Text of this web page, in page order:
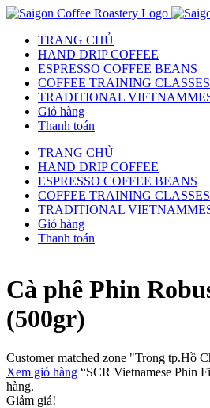
TRANG CHỦ
HAND DRIP COFFEE
ESPRESSO COFFEE BEANS
COFFEE TRAINING CLASSES
TRADITIONAL
Giỏ hàng
Thanh toán
TRANG CHỦ
HAND DRIP COFFEE
ESPRESSO COFFEE BEANS
COFFEE TRAINING CLASSES
TRADITIONAL
Giỏ hàng
Thanh toán
Cà phê Phin
(500gr)
Customer matched zone "Trong tp.Hồ
Xem giỏ hàng “SCR Vietnamese Phin
hàng.
Giảm giá!